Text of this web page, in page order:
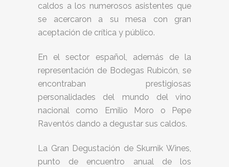
caldos a los numerosos asistentes que
se acercaron a su mesa con gran
aceptación de crítica y público.
En el sector español, además de la
representación de Bodegas Rubicón, se
encontraban prestigiosas
personalidades del mundo del vino
nacional como Emilio Moro o Pepe
Raventós dando a degustar sus caldos.
La Gran Degustación de Skurnik Wines,
punto de encuentro anual de los